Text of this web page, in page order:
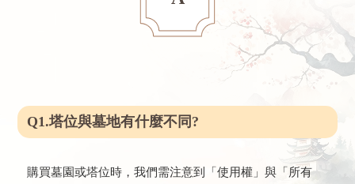
Q1.塔位與墓地有什麼不同?
購買墓園或塔位時，我們需注意到「使用權」與「所有